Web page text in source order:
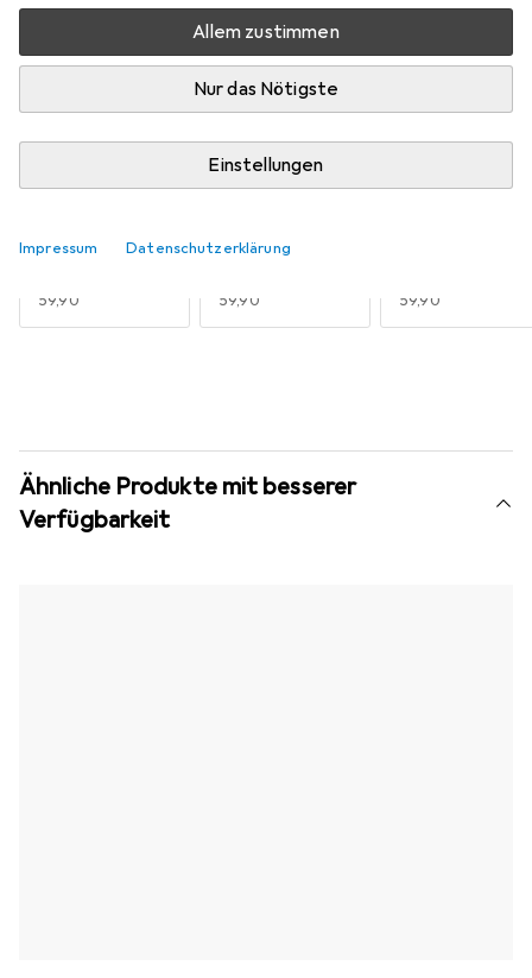
Allem zustimmen
Nur das Nötigste
Einstellungen
Impressum Datenschutzerklärung
Vergleichen Merken
EUR
59,90 EUR
59,90 EUR
59,90
Ähnliche Produkte mit besserer
Verfügbarkeit